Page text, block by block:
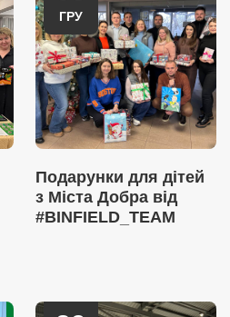
ГРУ
Подарунки для дітей
з Міста Добра від
#BINFIELD_TEAM